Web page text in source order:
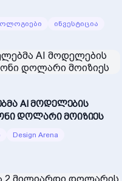
ინვესტიცია
AI მოდელების
დოლარი მოიზიეს
Design Arena